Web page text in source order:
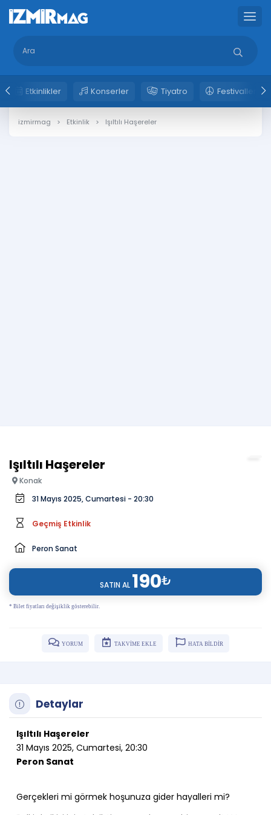
Etkinlikler Konserler Tiyatro Festivaller
izmirmag Etkinlik Işıltılı Haşereler
Işıltılı Haşereler
Konak
31 Mayıs 2025, Cumartesi - 20:30
Geçmiş Etkinlik
Peron Sanat
SATIN AL 190₺
* Bilet fiyatları değişiklik gösterebilir.
YORUM TAKVİME EKLE HATA BİLDİR
Detaylar
Işıltılı Haşereler
31 Mayıs 2025, Cumartesi, 20:30
Peron Sanat
Gerçekleri mi görmek hoşunuza gider hayalleri mi?